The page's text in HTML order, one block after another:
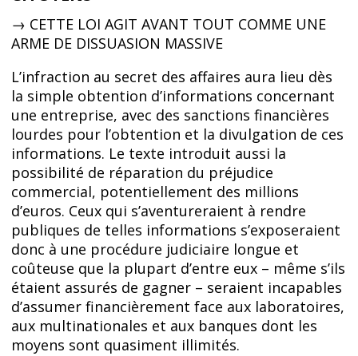
→ CETTE LOI AGIT AVANT TOUT COMME UNE
ARME DE DISSUASION MASSIVE
L’infraction au secret des affaires aura lieu dès
la simple obtention d’informations concernant
une entreprise, avec des sanctions financières
lourdes pour l’obtention et la divulgation de ces
informations. Le texte introduit aussi la
possibilité de réparation du préjudice
commercial, potentiellement des millions
d’euros. Ceux qui s’aventureraient à rendre
publiques de telles informations s’exposeraient
donc à une procédure judiciaire longue et
coûteuse que la plupart d’entre eux – même s’ils
étaient assurés de gagner – seraient incapables
d’assumer financièrement face aux laboratoires,
aux multinationales et aux banques dont les
moyens sont quasiment illimités.